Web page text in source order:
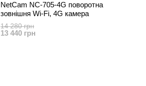
NetCam NC-705-4G поворотна
зовнішня Wi-Fi, 4G камера
14 280 грн
13 440 грн